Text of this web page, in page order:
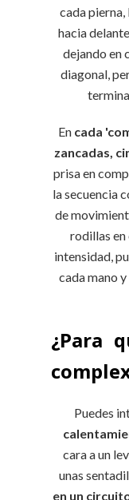
cada pierna,
hacia
dejando en
diagonal,
En cada
zancadas,
prisa en
la secuencia
de
rodillas en
intensidad,
cada mano
¿Para
Puedes
cara a un
unas
en un